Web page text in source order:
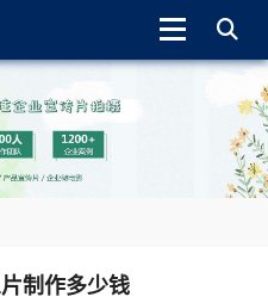
制作多少钱